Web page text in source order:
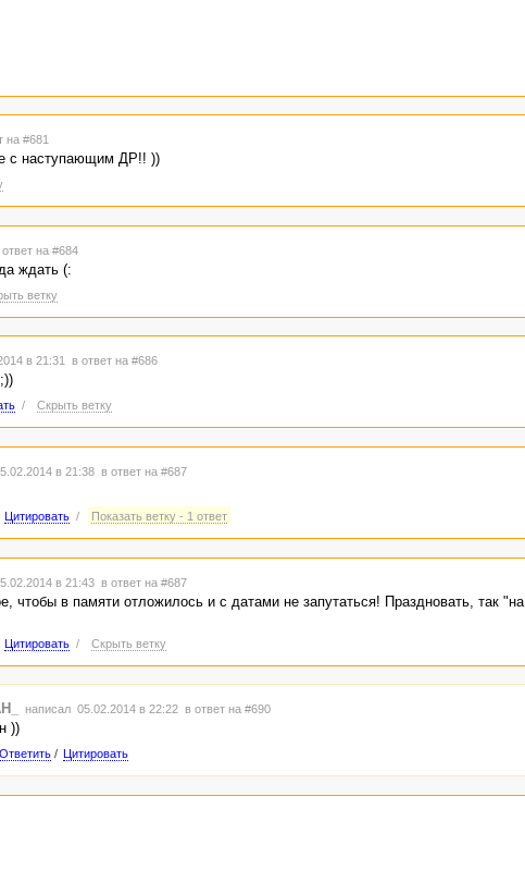
на #681
с наступающим ДР!! ))
ответ на #684
ждать (:
ветку
в 21:31 в ответ на #686
/ Скрыть ветку
в 21:38 в ответ на #687
Цитировать / Показать ветку - 1 ответ
в 21:43 в ответ на #687
чтобы в памяти отложилось и с датами не запутаться! Праздновать, так "на
Цитировать / Скрыть ветку
написал 05.02.2014 в 22:22 в ответ на #690
))
Ответить/ Цитировать